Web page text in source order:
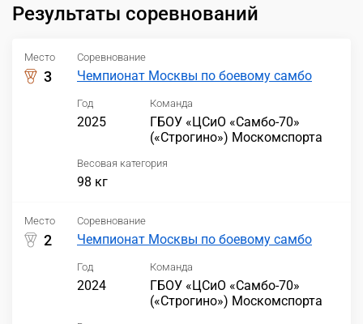
Результаты соревнований
Место
3
Соревнование
Чемпионат Москвы по боевому самбо
Год
2025
Команда
ГБОУ «ЦСиО «Самбо-70»
(«Строгино») Москомспорта
Весовая категория
98 кг
Место
2
Соревнование
Чемпионат Москвы по боевому самбо
Год
2024
Команда
ГБОУ «ЦСиО «Самбо-70»
(«Строгино») Москомспорта